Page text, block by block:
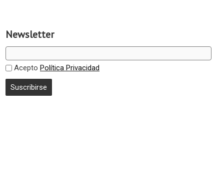
Newsletter
Acepto Política Privacidad